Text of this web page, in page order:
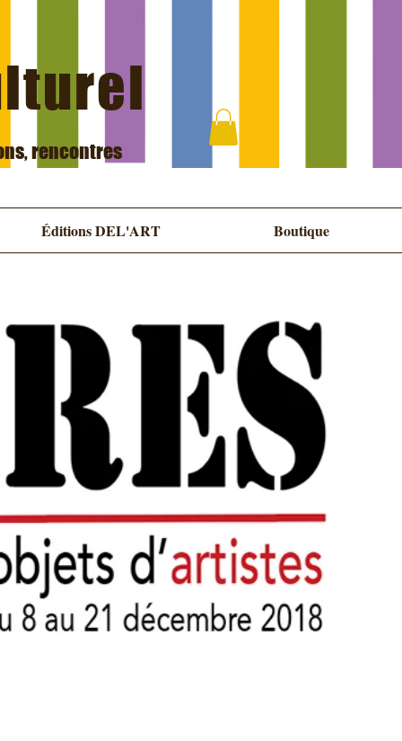
rencontres
Éditions DEL'ART Boutique